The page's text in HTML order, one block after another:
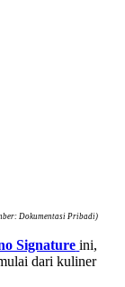
Dokumentasi Pribadi)
Signature ini,
dari kuliner